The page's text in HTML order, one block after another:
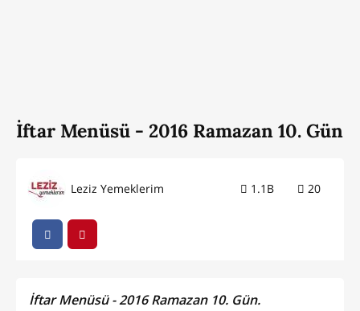
İftar Menüsü - 2016 Ramazan 10. Gün
Leziz Yemeklerim 1.1B 20
İftar Menüsü - 2016 Ramazan 10. Gün.